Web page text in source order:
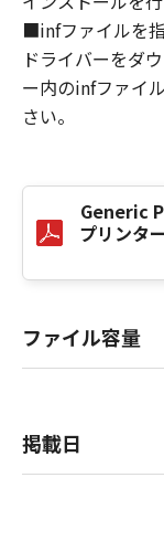
損害の可能
同様です。
(3) キヤノン
ンの子会社
売代理店ま
じたいかな
ないものと
８．契約期間
記のボタン
フトウェア
(2) お客様は
複製物のす
■infファイルを
ドライバーをダ
ー内のinfファイ
さい。
Generic
プリンタ
ファイル容量
掲載日